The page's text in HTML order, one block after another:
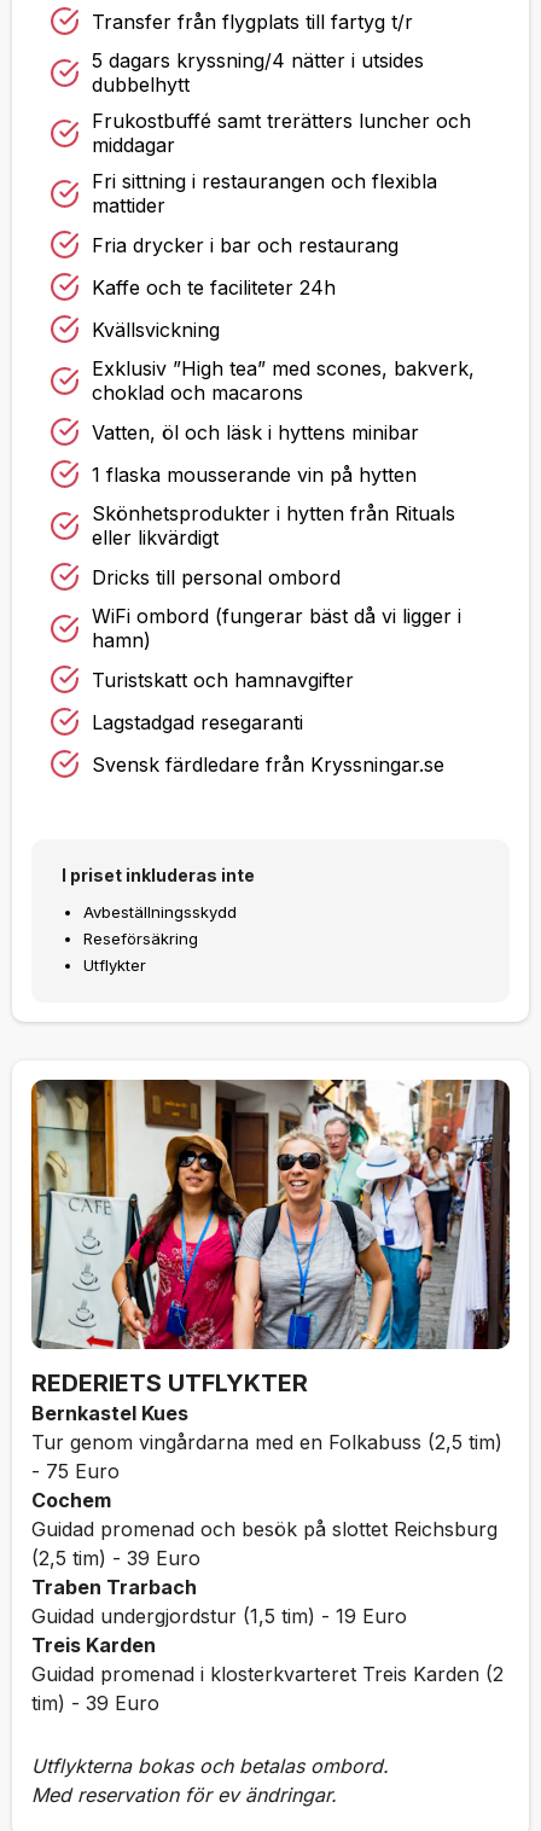
Transfer från flygplats till fartyg t/r
5 dagars kryssning/4 nätter i utsides
dubbelhytt
Frukostbuffé samt trerätters luncher och
middagar
Fri sittning i restaurangen och flexibla
mattider
Fria drycker i bar och restaurang
Kaffe och te faciliteter 24h
Kvällsvickning
Exklusiv ”High tea” med scones, bakverk,
choklad och macarons
Vatten, öl och läsk i hyttens minibar
1 flaska mousserande vin på hytten
Skönhetsprodukter i hytten från Rituals
eller likvärdigt
Dricks till personal ombord
WiFi ombord (fungerar bäst då vi ligger i
hamn)
Turistskatt och hamnavgifter
Lagstadgad resegaranti
Svensk färdledare från Kryssningar.se
I priset inkluderas inte
Avbeställningsskydd
Reseförsäkring
Utflykter
REDERIETS UTFLYKTER
Bernkastel Kues
Tur genom vingårdarna med en Folkabuss (2,5 tim)
- 75 Euro
Cochem
Guidad promenad och besök på slottet Reichsburg
(2,5 tim) - 39 Euro
Traben Trarbach
Guidad undergjordstur (1,5 tim) - 19 Euro
Treis Karden
Guidad promenad i klosterkvarteret Treis Karden (2
tim) - 39 Euro
Utflykterna bokas och betalas ombord.
Med reservation för ev ändringar.